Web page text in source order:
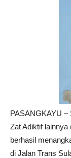
PASANGKAYU
Zat Adiktif
berhasil
di Jalan Trans